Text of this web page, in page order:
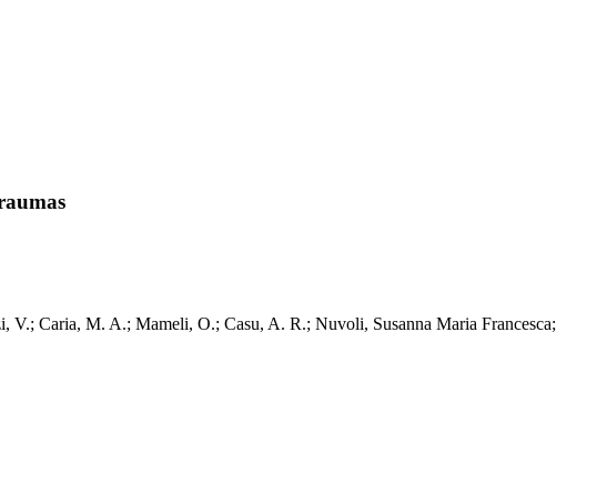
V.; Caria, M. A.; Mameli, O.; Casu, A. R.; Nuvoli, Susanna Maria Francesca;